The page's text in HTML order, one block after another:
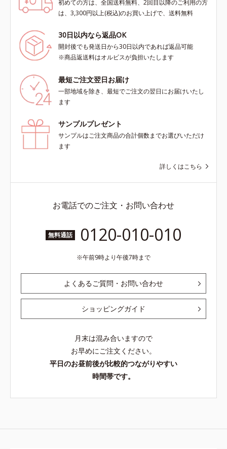
初めての方は、全国送料無料、2回目以降のご利用の方
は、3,300円以上(税込)のお買い上げで、送料無料
30日以内なら返品OK
開封後でも発送日から30日以内であれば返品可能
※商品返送料はオルビスが負担いたします
最短ご注文翌日お届け
一部地域を除き、最短でご注文の翌日にお届けいたし
ます
サンプルプレゼント
サンプルはご注文商品の合計個数までお選びいただけ
ます
詳しくはこちら
お電話でのご注文・お問い合わせ
無料通話 0120-010-010
午前9時より午後7時まで
よくあるご質問・お問い合わせ
ショッピングガイド
月末は混み合いますので
お早めにご注文ください。
平日のお昼前後が比較的つながりやすい
時間帯です。